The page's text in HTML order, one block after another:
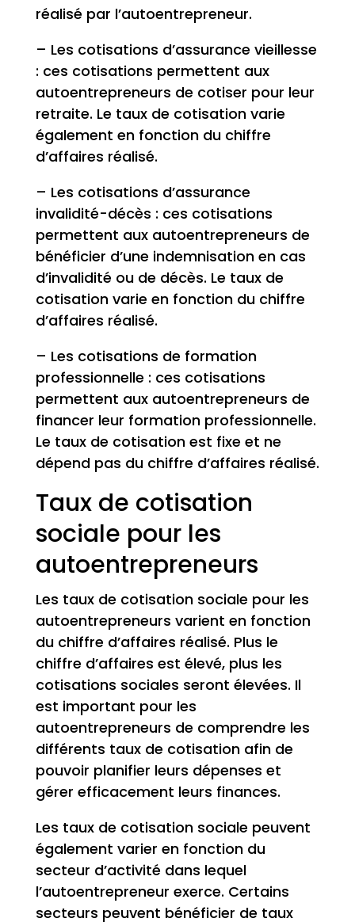
réalisé par l’autoentrepreneur.
– Les cotisations d’assurance vieillesse
: ces cotisations permettent aux
autoentrepreneurs de cotiser pour leur
retraite. Le taux de cotisation varie
également en fonction du chiffre
d’affaires réalisé.
– Les cotisations d’assurance
invalidité-décès : ces cotisations
permettent aux autoentrepreneurs de
bénéficier d’une indemnisation en cas
d’invalidité ou de décès. Le taux de
cotisation varie en fonction du chiffre
d’affaires réalisé.
– Les cotisations de formation
professionnelle : ces cotisations
permettent aux autoentrepreneurs de
financer leur formation professionnelle.
Le taux de cotisation est fixe et ne
dépend pas du chiffre d’affaires réalisé.
Taux de cotisation
sociale pour les
autoentrepreneurs
Les taux de cotisation sociale pour les
autoentrepreneurs varient en fonction
du chiffre d’affaires réalisé. Plus le
chiffre d’affaires est élevé, plus les
cotisations sociales seront élevées. Il
est important pour les
autoentrepreneurs de comprendre les
différents taux de cotisation afin de
pouvoir planifier leurs dépenses et
gérer efficacement leurs finances.
Les taux de cotisation sociale peuvent
également varier en fonction du
secteur d’activité dans lequel
l’autoentrepreneur exerce. Certains
secteurs peuvent bénéficier de taux